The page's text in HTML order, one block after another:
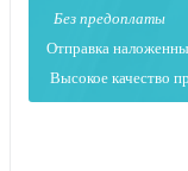
Без предоплаты
Отправка
Высокое качество